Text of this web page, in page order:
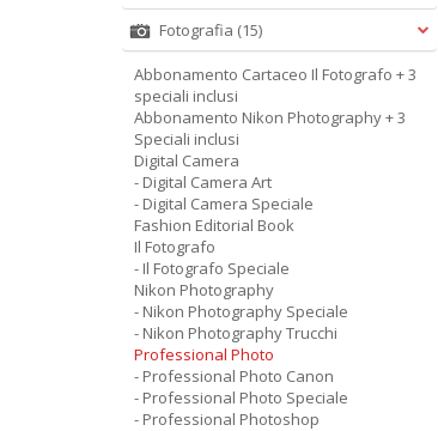
Digitale
4.90 € 9.90 €
Digitale
4.90 €
Fotografia (15)
Abbonamento Cartaceo Il Fotografo + 3
speciali inclusi
Abbonamento Nikon Photography + 3
Speciali inclusi
Digital Camera
- Digital Camera Art
- Digital Camera Speciale
Fashion Editorial Book
Il Fotografo
- Il Fotografo Speciale
Nikon Photography
- Nikon Photography Speciale
- Nikon Photography Trucchi
Professional Photo
- Professional Photo Canon
- Professional Photo Speciale
- Professional Photoshop